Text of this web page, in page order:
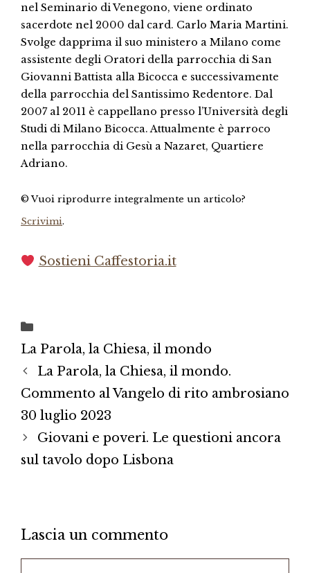
nel Seminario di Venegono, viene ordinato
sacerdote nel 2000 dal card. Carlo Maria Martini.
Svolge dapprima il suo ministero a Milano come
assistente degli Oratori della parrocchia di San
Giovanni Battista alla Bicocca e successivamente
della parrocchia del Santissimo Redentore. Dal
2007 al 2011 è cappellano presso l’Università degli
Studi di Milano Bicocca. Attualmente è parroco
nella parrocchia di Gesù a Nazaret, Quartiere
Adriano.
© Vuoi riprodurre integralmente un articolo?
Scrivimi.
Sostieni Caffestoria.it
La Parola, la Chiesa, il mondo
La Parola, la Chiesa, il mondo.
Commento al Vangelo di rito ambrosiano
30 luglio 2023
Giovani e poveri. Le questioni ancora
sul tavolo dopo Lisbona
Lascia un commento